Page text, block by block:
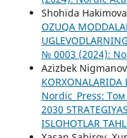
Shohida
ОZUQА
№ 0003 (2024):
Azizbek
KORXONALARIDA
Nordic_Press:
2030
ISLOHOTLAR